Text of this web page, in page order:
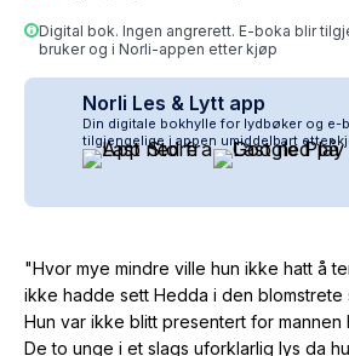
Digital bok. Ingen angrerett. E-boka blir
bruker og i Norli-appen etter kjøp
Norli Les & Lytt app
Din digitale bokhylle for lydbøker og e-
tilgjengelige i appen umiddelbart etter
"Hvor mye mindre ville hun ikke hatt å
ikke hadde sett Hedda i den blomstrete
Hun var ikke blitt presentert for mannen
De to unge i et slags uforklarlig lys da